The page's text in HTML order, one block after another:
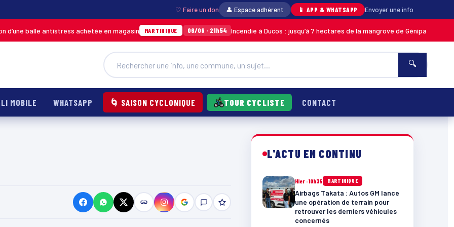
♡ Faire un don 👤 Espace adhérent 📱 APP & WHATSAPP Envoyer une info
balle antistress achetée en magasin MARTINIQUE 06/08 · 21h54 Incendie à Ducos : jusqu’à 7 hectares de la mangrove de Génipa détruits,
🔍
MOBILE WHATSAPP 🌀 SAISON CYCLONIQUE TOUR CYCLISTE CONTACT
L'ACTU EN CONTINU
Hier · 10h35 MARTINIQUE
Airbags Takata : Autos GM lance
une opération de terrain pour
retrouver les derniers véhicules
concernés